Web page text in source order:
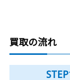
買取の流れ